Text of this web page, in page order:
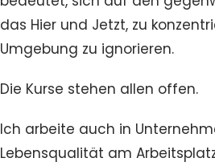
das Hier und Jetzt, zu
Umgebung zu ignorieren.
Die Kurse stehen allen offen.
Ich arbeite auch in
Lebensqualität am